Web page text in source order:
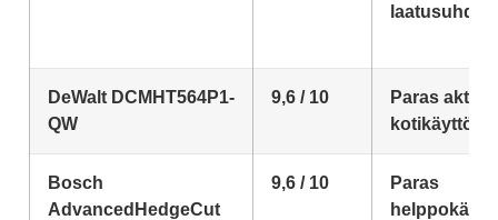
laatusuhde
DeWalt DCMHT564P1-
QW
9,6 / 10
Paras
kotikäyttöön
Bosch
AdvancedHedgeCut
9,6 / 10
Paras